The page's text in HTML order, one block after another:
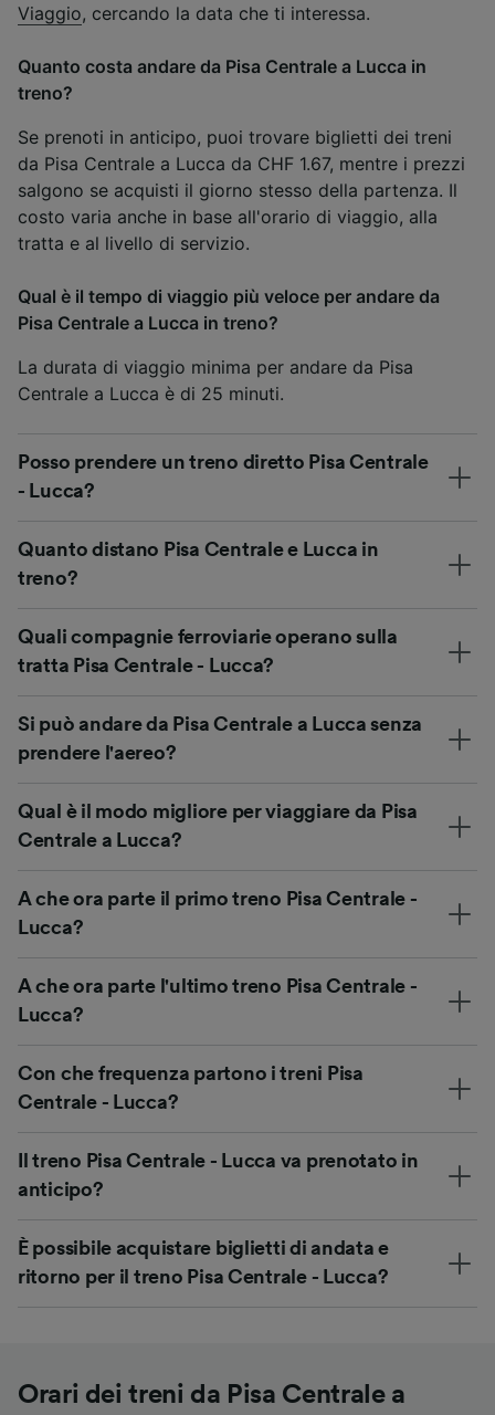
Viaggio, cercando la data che ti interessa.
Quanto costa andare da Pisa Centrale a Lucca in
treno?
Se prenoti in anticipo, puoi trovare biglietti dei treni
da Pisa Centrale a Lucca da CHF 1.67, mentre i prezzi
salgono se acquisti il giorno stesso della partenza. Il
costo varia anche in base all'orario di viaggio, alla
tratta e al livello di servizio.
Qual è il tempo di viaggio più veloce per andare da
Pisa Centrale a Lucca in treno?
La durata di viaggio minima per andare da Pisa
Centrale a Lucca è di 25 minuti.
Posso prendere un treno diretto Pisa Centrale
- Lucca?
Quanto distano Pisa Centrale e Lucca in
treno?
Quali compagnie ferroviarie operano sulla
tratta Pisa Centrale - Lucca?
Si può andare da Pisa Centrale a Lucca senza
prendere l'aereo?
Qual è il modo migliore per viaggiare da Pisa
Centrale a Lucca?
A che ora parte il primo treno Pisa Centrale -
Lucca?
A che ora parte l'ultimo treno Pisa Centrale -
Lucca?
Con che frequenza partono i treni Pisa
Centrale - Lucca?
Il treno Pisa Centrale - Lucca va prenotato in
anticipo?
È possibile acquistare biglietti di andata e
ritorno per il treno Pisa Centrale - Lucca?
Orari dei treni da Pisa Centrale a